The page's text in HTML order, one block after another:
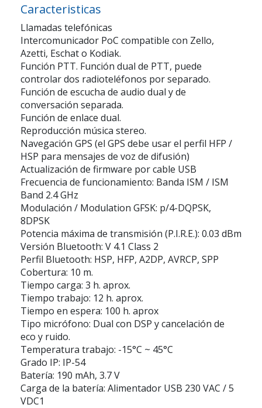
Caracteristicas
Llamadas telefónicas
Intercomunicador PoC compatible con Zello,
Azetti, Eschat o Kodiak.
Función PTT. Función dual de PTT, puede
controlar dos radioteléfonos por separado.
Función de escucha de audio dual y de
conversación separada.
Función de enlace dual.
Reproducción música stereo.
Navegación GPS (el GPS debe usar el perfil HFP /
HSP para mensajes de voz de difusión)
Actualización de firmware por cable USB
Frecuencia de funcionamiento: Banda ISM / ISM
Band 2.4 GHz
Modulación / Modulation GFSK: p/4-DQPSK,
8DPSK
Potencia máxima de transmisión (P.I.R.E.): 0.03 dBm
Versión Bluetooth: V 4.1 Class 2
Perfil Bluetooth: HSP, HFP, A2DP, AVRCP, SPP
Cobertura: 10 m.
Tiempo carga: 3 h. aprox.
Tiempo trabajo: 12 h. aprox.
Tiempo en espera: 100 h. aprox
Tipo micrófono: Dual con DSP y cancelación de
eco y ruido.
Temperatura trabajo: -15°C ~ 45°C
Grado IP: IP-54
Batería: 190 mAh, 3.7 V
Carga de la batería: Alimentador USB 230 VAC / 5
VDC1